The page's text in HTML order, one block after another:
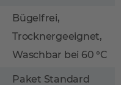
Bügelfrei,
Trocknergeeignet,
Waschbar bei 60 °C
Paket Standard